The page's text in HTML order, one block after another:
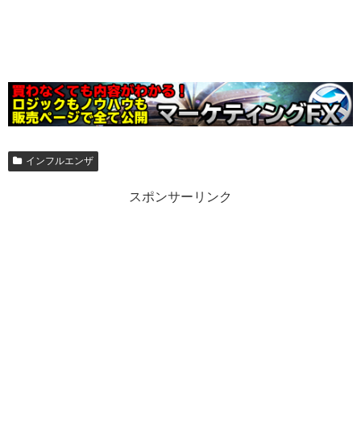
インフルエンザ
スポンサーリンク